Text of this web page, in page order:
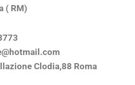
( RM)
Clodia,88 Roma